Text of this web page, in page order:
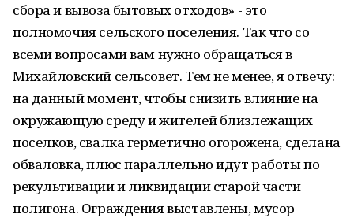
сбора и вывоза бытовых отходов» - это
полномочия сельского поселения. Так что со
всеми вопросами вам нужно обращаться в
Михайловский сельсовет. Тем не менее, я отвечу:
на данный момент, чтобы снизить влияние на
окружающую среду и жителей близлежащих
поселков, свалка герметично огорожена, сделана
обваловка, плюс параллельно идут работы по
рекультивации и ликвидации старой части
полигона. Ограждения выставлены, мусор